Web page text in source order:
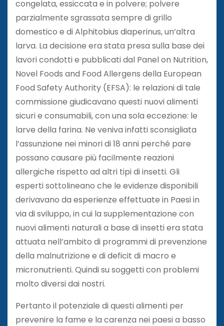
congelata, essiccata e in polvere; polvere
parzialmente sgrassata sempre di grillo
domestico e di Alphitobius diaperinus, un’altra
larva. La decisione era stata presa sulla base dei
lavori condotti e pubblicati dal Panel on Nutrition,
Novel Foods and Food Allergens della European
Food Safety Authority (EFSA): le relazioni di tale
commissione giudicavano questi nuovi alimenti
sicuri e consumabili, con una sola eccezione: le
larve della farina. Ne veniva infatti sconsigliata
l’assunzione nei minori di 18 anni perché pare
possano causare più facilmente reazioni
allergiche rispetto ad altri tipi di insetti. Gli
esperti sottolineano che le evidenze disponibili
derivavano da esperienze effettuate in Paesi in
via di sviluppo, in cui la supplementazione con
nuovi alimenti naturali a base di insetti era stata
attuata nell’ambito di programmi di prevenzione
della malnutrizione e di deficit di macro e
micronutrienti. Quindi su soggetti con problemi
molto diversi dai nostri.
Pertanto il potenziale di questi alimenti per
prevenire la fame e la carenza nei paesi a basso